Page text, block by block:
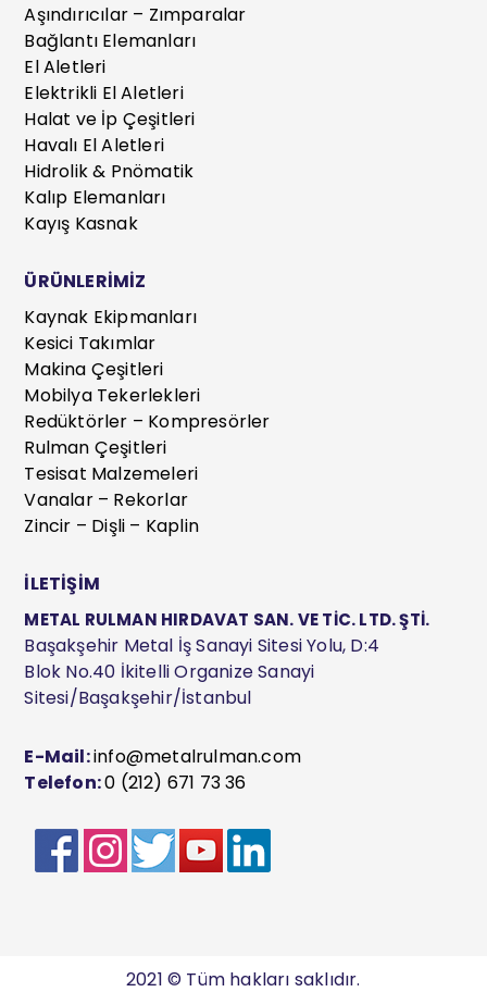
Aşındırıcılar – Zımparalar
Bağlantı Elemanları
El Aletleri
Elektrikli El Aletleri
Halat ve İp Çeşitleri
Havalı El Aletleri
Hidrolik & Pnömatik
Kalıp Elemanları
Kayış Kasnak
ÜRÜNLERİMİZ
Kaynak Ekipmanları
Kesici Takımlar
Makina Çeşitleri
Mobilya Tekerlekleri
Redüktörler – Kompresörler
Rulman Çeşitleri
Tesisat Malzemeleri
Vanalar – Rekorlar
Zincir – Dişli – Kaplin
İLETİŞİM
METAL RULMAN HIRDAVAT SAN. VE TİC. LTD. ŞTİ.
Başakşehir Metal İş Sanayi Sitesi Yolu, D:4
Blok No.40 İkitelli Organize Sanayi
Sitesi/Başakşehir/İstanbul
E-Mail:info@metalrulman.com
Telefon:0 (212) 671 73 36
2021 © Tüm hakları saklıdır.